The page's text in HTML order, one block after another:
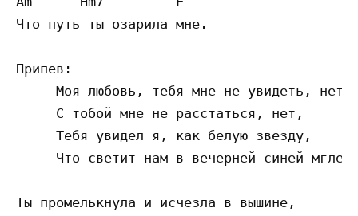
Что путь ты озарила мне.
Припев:
     Моя любовь, тебя мне не увидеть, нет,
     С тобой мне не расстаться, нет,
     Тебя увидел я, как белую звезду,
     Что светит нам в вечерней синей мгле.
Ты промелькнула и исчезла в вышине,